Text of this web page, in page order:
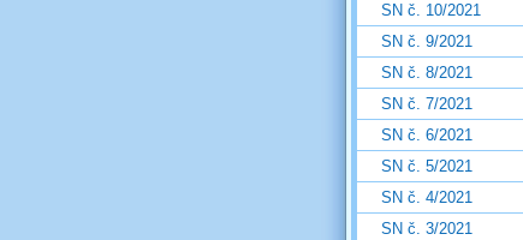
SN č. 10/2021
SN č. 9/2021
SN č. 8/2021
SN č. 7/2021
SN č. 6/2021
SN č. 5/2021
SN č. 4/2021
SN č. 3/2021